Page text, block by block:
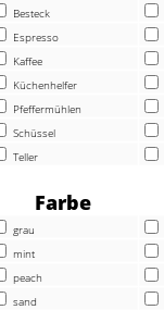
Besteck
Espresso
Kaffee
Küchenhelfer
Pfeffermühlen
Schüssel
Teller
Farbe
grau
mint
peach
sand